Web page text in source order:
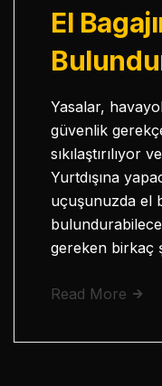
El
Yasalar,
güvenlik
sıkılaştırılıyor
Yurtdışına
uçuşunuzda el
gereken birkaç
Read More